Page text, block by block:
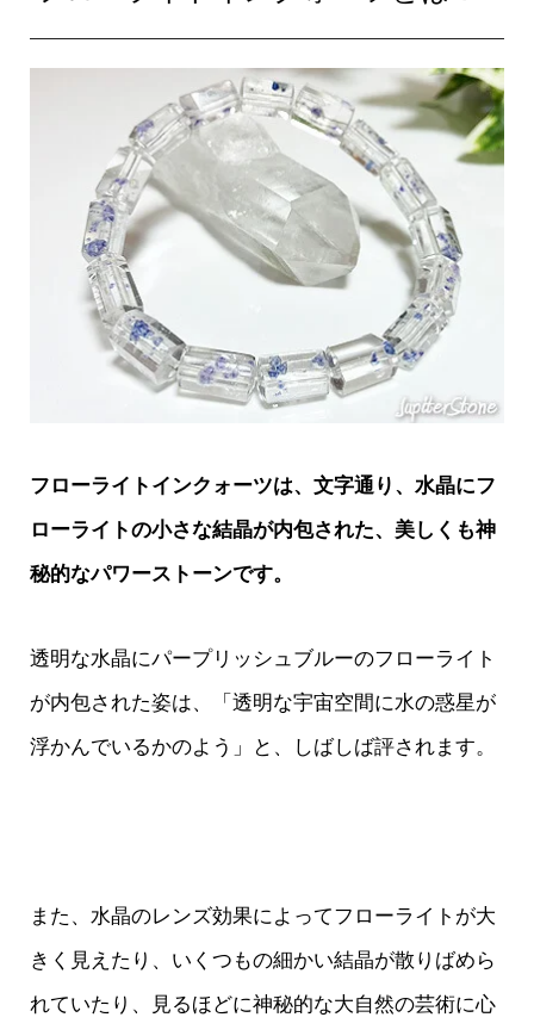
フローライトインクォーツは、文字通り、水晶にフ
ローライトの小さな結晶が内包された、美しくも神
秘的なパワーストーンです。
透明な水晶にパープリッシュブルーのフローライト
が内包された姿は、「透明な宇宙空間に水の惑星が
浮かんでいるかのよう」と、しばしば評されます。
また、水晶のレンズ効果によってフローライトが大
きく見えたり、いくつもの細かい結晶が散りばめら
れていたり、見るほどに神秘的な大自然の芸術に心